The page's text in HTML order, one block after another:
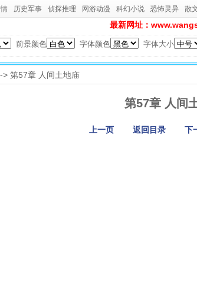
历史军事 侦探推理 网游动漫 科幻小说 恐怖灵异 散
最新网址：
前景颜色 字体颜色 字体大小
-> 第57章 人间土地庙
第57章 人间
上一页 返回目录 下